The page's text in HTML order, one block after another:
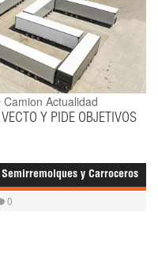
Camion Actualidad
Y PIDE OBJETIVOS
Semirremolques y Carroceros
0